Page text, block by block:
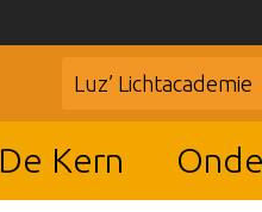
Luz’ Lichtacademie
De Kern